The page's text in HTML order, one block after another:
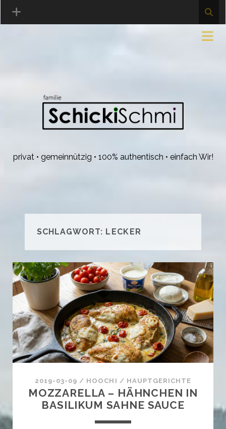
privat • gemeinnützig • 100% authentisch • einfach Wir!
SCHLAGWORT: LECKER
2019-03-09 / HOOCHI / HAUPTGERICHTE
MOZZARELLA – HÄHNCHEN IN
BASILIKUM SAHNE SAUCE